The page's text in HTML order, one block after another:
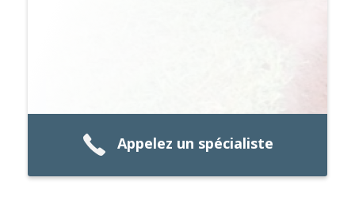
Appelez un spécialiste